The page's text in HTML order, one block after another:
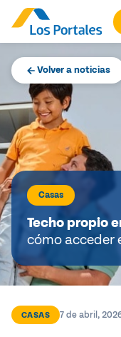
Volver a noticias
Casas
Techo propio
cómo acceder
CASAS 7 de abril,